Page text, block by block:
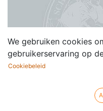
We gebruiken cookies
gebruikerservaring op
Cookiebeleid